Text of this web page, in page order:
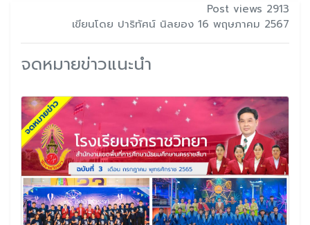
Post views 2913
เขียนโดย ปาริทัศน์ นิลยอง 16 พฤษภาคม 2567
จดหมายข่าวแนะนำ